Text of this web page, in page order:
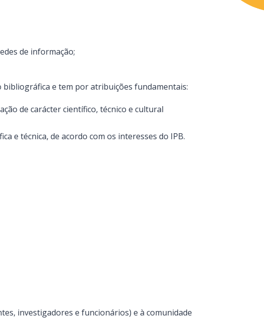
de informação;
e tem por atribuições fundamentais:
de carácter científico, técnico e cultural
e técnica, de acordo com os interesses do IPB.
investigadores e funcionários) e à comunidade